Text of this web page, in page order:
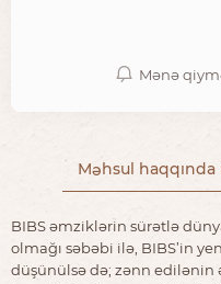
Mənə
Məhsul
BIBS əmziklərin sürətlə
olmağı səbəbi ilə, BIBS’in
düşünülsə də; zənn edilənin